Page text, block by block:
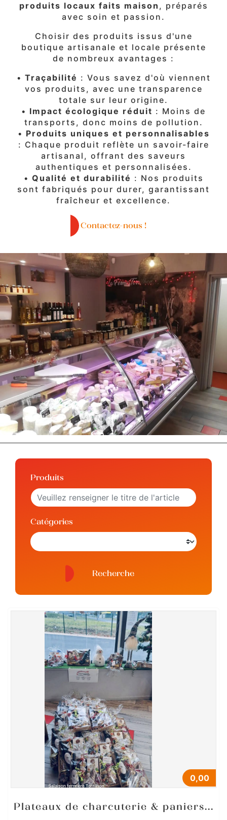
produits locaux faits maison , préparés
avec soin et passion.
Choisir des produits issus d'une
boutique artisanale et locale présente
de nombreux avantages :
• Traçabilité : Vous savez d'où viennent
vos produits, avec une transparence
totale sur leur origine.
• Impact écologique réduit : Moins de
transports, donc moins de pollution.
• Produits uniques et personnalisables
: Chaque produit reflète un savoir-faire
artisanal, offrant des saveurs
authentiques et personnalisées.
• Qualité et durabilité : Nos produits
sont fabriqués pour durer, garantissant
fraîcheur et excellence.
Contactez-nous !
Produits
Catégories
Recherche
0,00
Plateaux de charcuterie & paniers...